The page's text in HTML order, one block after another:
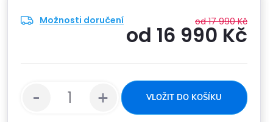
Možnosti doručení od 17 990 Kč
od 16 990 Kč
VLOŽIT DO KOŠÍKU